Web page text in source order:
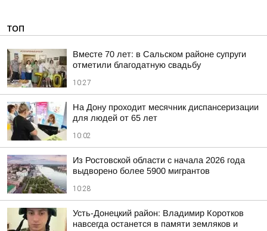
ТОП
Вместе 70 лет: в Сальском районе супруги
отметили благодатную свадьбу
10:27
На Дону проходит месячник диспансеризации
для людей от 65 лет
10:02
Из Ростовской области с начала 2026 года
выдворено более 5900 мигрантов
10:28
Усть-Донецкий район: Владимир Коротков
навсегда останется в памяти земляков и